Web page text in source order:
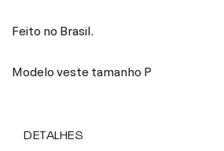
Feito no Brasil.
Modelo veste tamanho P
DETALHES